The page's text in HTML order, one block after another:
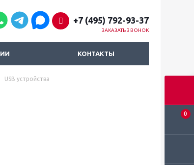
0
+7 (495) 792-93-37
ЗАКАЗАТЬ ЗВОНОК
КОНТАКТЫ
USB устройства